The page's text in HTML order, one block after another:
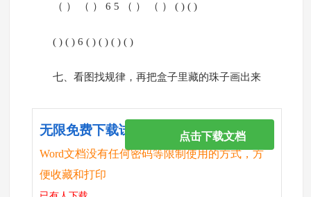
（ ） （ ） 6 5 （ ） （ ） ( ) ( )
( ) ( ) 6 ( ) ( ) ( ) ( )
七、看图找规律，再把盒子里藏的珠子画出来
无限免费下载试卷
Word文档没有任何密码等限制使用的方式，方
便收藏和打印
点击下载文档